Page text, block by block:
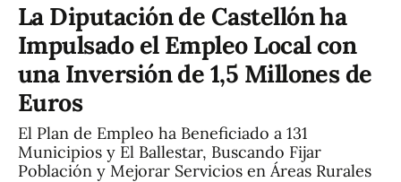
La Diputación de Castellón ha
Impulsado el Empleo Local con
una Inversión de 1,5 Millones de
Euros
El Plan de Empleo ha Beneficiado a 131
Municipios y El Ballestar, Buscando Fijar
Población y Mejorar Servicios en Áreas Rurales